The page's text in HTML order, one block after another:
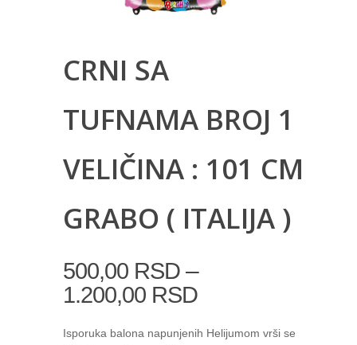
CRNI SA
TUFNAMA BROJ 1
VELIČINA : 101 CM
GRABO ( ITALIJA )
500,00 RSD –
1.200,00 RSD
Isporuka balona napunjenih Helijumom vrši se